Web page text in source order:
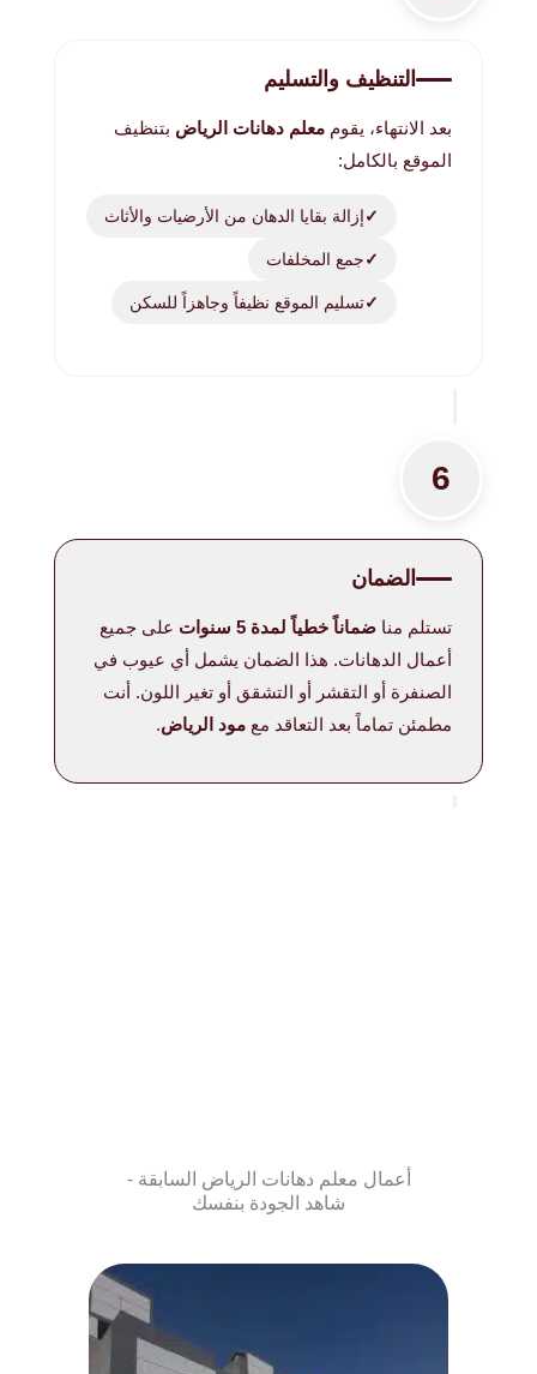
التنظيف والتسليم
بعد الانتهاء، يقوم معلم دهانات الرياض بتنظيف
الموقع بالكامل:
إزالة بقايا الدهان من الأرضيات والأثاث
جمع المخلفات
تسليم الموقع نظيفاً وجاهزاً للسكن
6
الضمان
تستلم منا ضماناً خطياً لمدة 5 سنوات
على جميع
أعمال الدهانات. هذا الضمان يشمل أي عيوب في
الصنفرة أو التقشر أو التشقق أو تغير اللون. أنت
مطمئن تماماً بعد التعاقد مع مود الرياض.
أعمال معلم دهانات الرياض السابقة -
شاهد الجودة بنفسك